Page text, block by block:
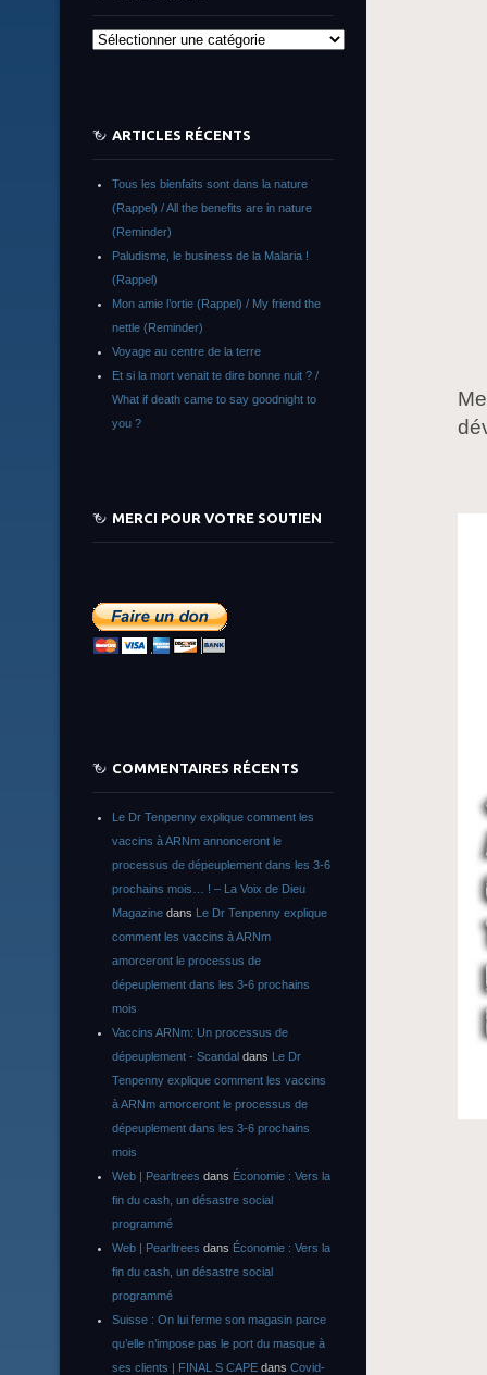
Catégories
ARTICLES RÉCENTS
Tous les bienfaits sont dans la nature
(Rappel) / All the benefits are in nature
(Reminder)
Paludisme, le business de la Malaria !
(Rappel)
Mon amie l’ortie (Rappel) / My friend the
nettle (Reminder)
Voyage au centre de la terre
Et si la mort venait te dire bonne nuit ? /
What if death came to say goodnight to
you ?
MERCI POUR VOTRE SOUTIEN
COMMENTAIRES RÉCENTS
Le Dr Tenpenny explique comment les
vaccins à ARNm annonceront le
processus de dépeuplement dans les 3-6
prochains mois… ! – La Voix de Dieu
Magazine dans Le Dr Tenpenny explique
comment les vaccins à ARNm
amorceront le processus de
dépeuplement dans les 3-6 prochains
mois
Vaccins ARNm: Un processus de
dépeuplement - Scandal dans Le Dr
Tenpenny explique comment les vaccins
à ARNm amorceront le processus de
dépeuplement dans les 3-6 prochains
mois
Web | Pearltrees dans Économie : Vers la
fin du cash, un désastre social
programmé
Web | Pearltrees dans Économie : Vers la
fin du cash, un désastre social
programmé
Suisse : On lui ferme son magasin parce
qu’elle n’impose pas le port du masque à
ses clients | FINAL S CAPE dans Covid-